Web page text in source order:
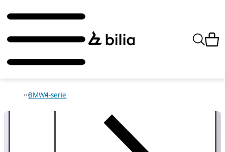
BMW4-serie